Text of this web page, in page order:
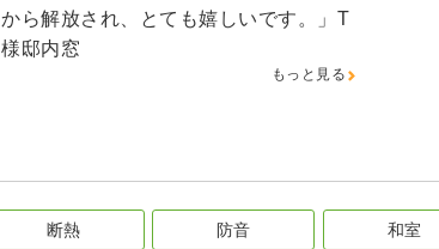
から解放され、とても嬉しいです。」T
様邸内窓
もっと見る
断熱 防音 和室